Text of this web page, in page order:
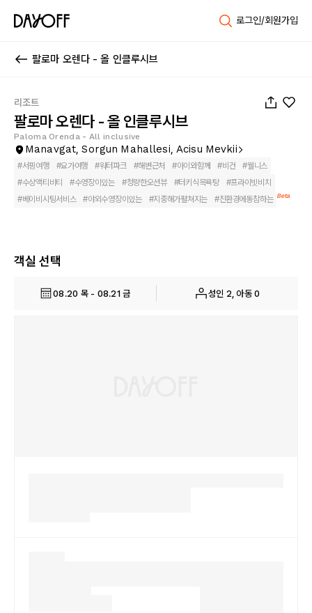
로그인/회원가입
팔로마 오렌다 - 올 인클루시브
리조트
팔로마 오렌다 - 올 인클루시브
Paloma Orenda - All inclusive
Manavgat, Sorgun Mahallesi, Acisu Mevkii
#서핑여행 #요가여행 #워터파크 #해변근처 #아이와함께 #비건 #웰니스
#수상액티비티 #수영장이있는 #청량한오션뷰 #터키식목욕탕 #프라이빗비치
#베이비시팅서비스 #야외수영장이있는 #지중해가펼쳐지는 #친환경에동참하는 Beta
객실 선택
08.20 목 - 08.21 금 성인 2, 아동 0